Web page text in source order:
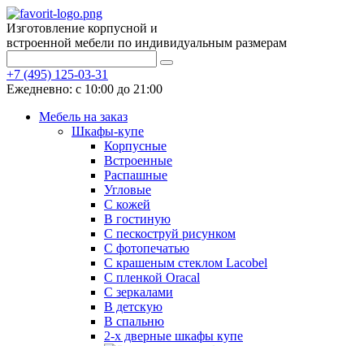
Изготовление корпусной и
встроенной мебели по индивидуальным размерам
+7 (495) 125-03-31
Ежедневно: с 10:00 до 21:00
Мебель на заказ
Шкафы-купе
Корпусные
Встроенные
Распашные
Угловые
С кожей
В гостиную
С пескоструй рисунком
С фотопечатью
С крашеным стеклом Lacobel
С пленкой Oracal
С зеркалами
В детскую
В спальню
2-х дверные шкафы купе